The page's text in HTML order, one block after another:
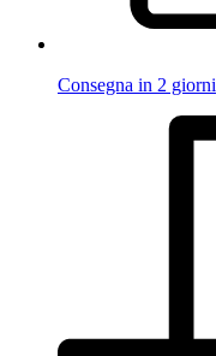
Consegna in 2 giorni